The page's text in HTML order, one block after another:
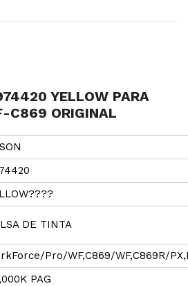
YELLOW PARA
C869 ORIGINAL
DE TINTA
Pro/WF,C869/WF,C869R/
PAG